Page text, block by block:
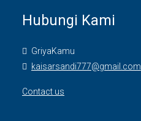
Hubungi Kami
GriyaKamu
kaisarsandi777@gmail.com
Contact us